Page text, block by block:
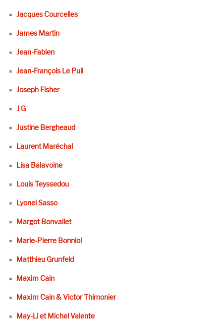
Jacques Courcelles
James Martin
Jean-Fabien
Jean-François Le Puil
Joseph Fisher
J G
Justine Bergheaud
Laurent Maréchal
Lisa Balavoine
Louis Teyssedou
Lyonel Sasso
Margot Bonvallet
Marie-Pierre Bonniol
Matthieu Grunfeld
Maxim Cain
Maxim Cain & Victor Thimonier
May-Li et Michel Valente